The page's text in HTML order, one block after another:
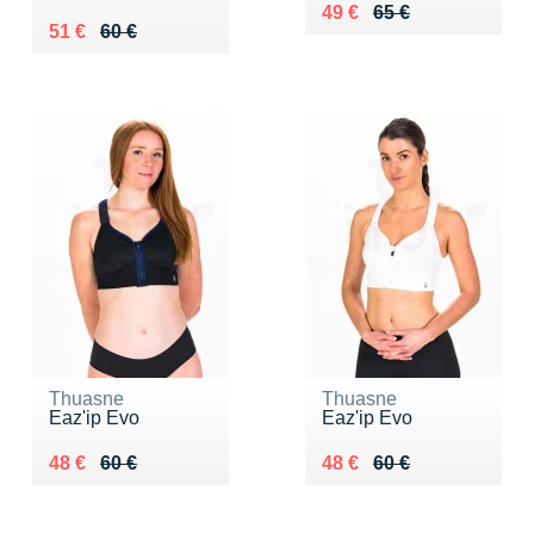
60 €
Au lieu de 60 €
51 €
Vendu 51 €
65 €
Au lieu de 65 €
49 €
Vendu 49 €
Thuasne
Eaz'ip Evo
60 €
Au lieu de 60 €
48 €
Vendu 48 €
Thuasne
Eaz'ip Evo
60 €
Au lieu de 60 €
48 €
Vendu 48 €